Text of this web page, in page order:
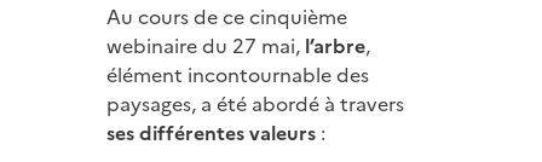
Au cours de ce cinquième
webinaire du 27 mai, l’arbre,
élément incontournable des
paysages, a été abordé à travers
ses différentes valeurs :